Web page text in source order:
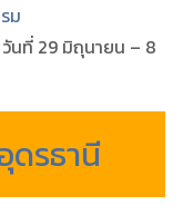
ม
นที่ 29 มิถุนายน – 8
รธานี